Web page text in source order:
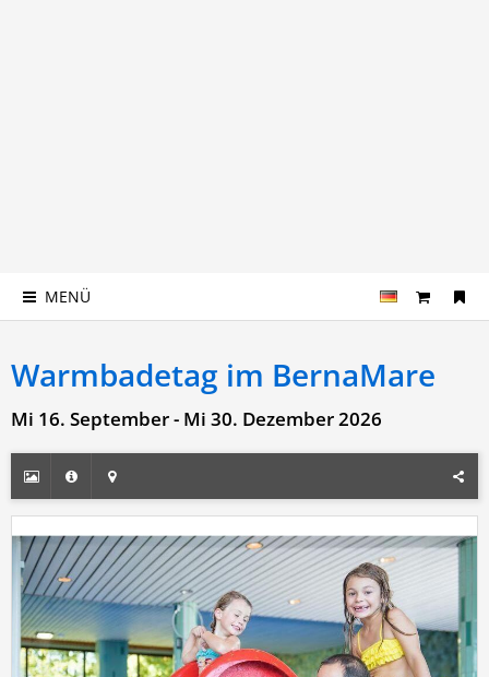
MENÜ
Warmbadetag im BernaMare
Mi 16. September - Mi 30. Dezember 2026